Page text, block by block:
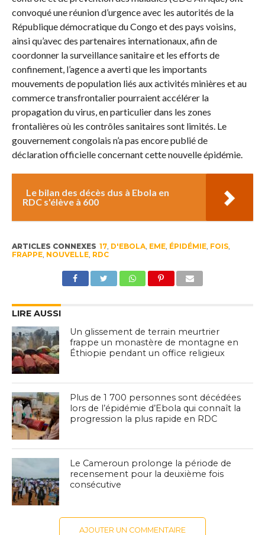
convoqué une réunion d’urgence avec les autorités de la
République démocratique du Congo et des pays voisins,
ainsi qu’avec des partenaires internationaux, afin de
coordonner la surveillance sanitaire et les efforts de
confinement, l’agence a averti que les importants
mouvements de population liés aux activités minières et au
commerce transfrontalier pourraient accélérer la
propagation du virus, en particulier dans les zones
frontalières où les contrôles sanitaires sont limités. Le
gouvernement congolais n’a pas encore publié de
déclaration officielle concernant cette nouvelle épidémie.
Le bilan des décès dus à Ebola en
RDC s'élève à 600
ARTICLES CONNEXES 17, D'EBOLA, EME, ÉPIDÉMIE, FOIS,
FRAPPE, NOUVELLE, RDC
LIRE AUSSI
Un glissement de terrain meurtrier
frappe un monastère de montagne en
Éthiopie pendant un office religieux
Plus de 1 700 personnes sont décédées
lors de l’épidémie d’Ebola qui connaît la
progression la plus rapide en RDC
Le Cameroun prolonge la période de
recensement pour la deuxième fois
consécutive
AJOUTER UN COMMENTAIRE